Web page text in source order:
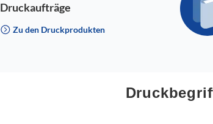
Druckaufträge
Zu den Druckprodukten